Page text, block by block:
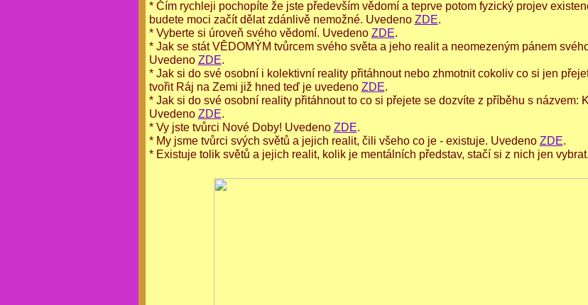
* Čím rychleji pochopíte že jste především vědomí a teprve potom fyzický projev
budete moci začít dělat zdánlivě nemožné. Uvedeno ZDE.
* Vyberte si úroveň svého vědomí. Uvedeno ZDE.
* Jak se stát VĚDOMÝM tvůrcem svého světa a jeho realit a neomezeným pánem
Uvedeno ZDE.
* Jak si do své osobní i kolektivní reality přitáhnout nebo zhmotnit cokoliv co si jen
tvořit Ráj na Zemi již hned teď je uvedeno ZDE.
* Jak si do své osobní reality přitáhnout to co si přejete se dozvíte z příběhu s názvem:
Uvedeno ZDE.
* Vy jste tvůrci Nové Doby! Uvedeno ZDE.
* My jsme tvůrci svých světů a jejich realit, čili všeho co je - existuje. Uvedeno ZDE.
* Existuje tolik světů a jejich realit, kolik je mentálních představ, stačí si z nich jen